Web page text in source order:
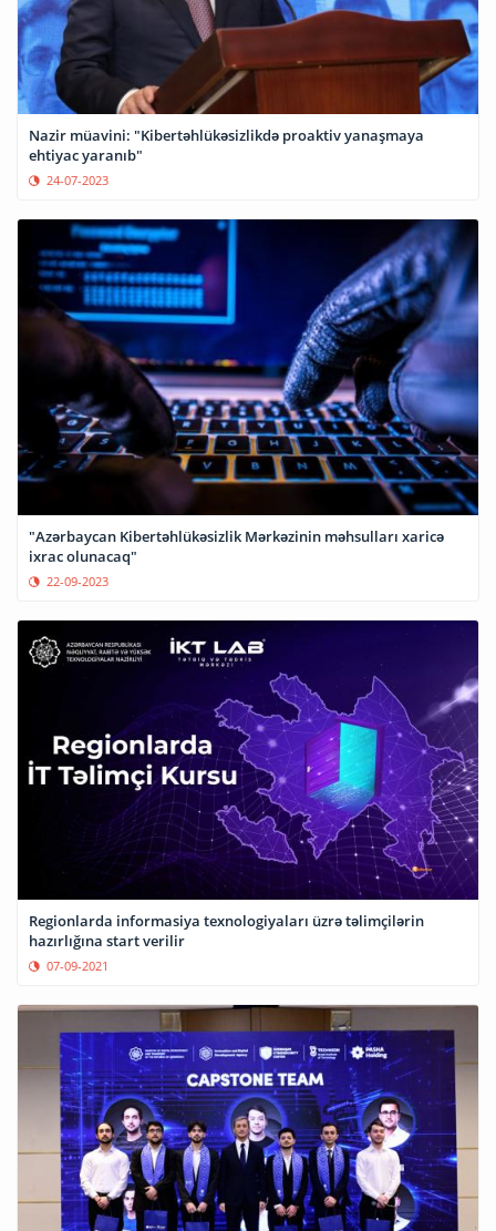
Nazir müavini: "Kibertəhlükəsizlikdə proaktiv yanaşmaya
ehtiyac yaranıb"
24-07-2023
"Azərbaycan Kibertəhlükəsizlik Mərkəzinin məhsulları xaricə
ixrac olunacaq"
22-09-2023
Regionlarda informasiya texnologiyaları üzrə təlimçilərin
hazırlığına start verilir
07-09-2021